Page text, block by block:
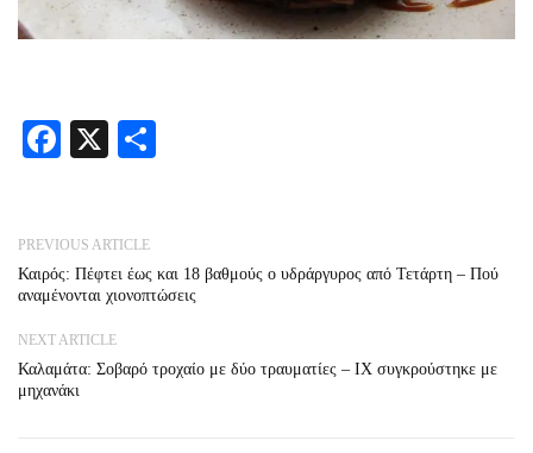
Facebook
X
PREVIOUS ARTICLE
Καιρός: Πέφτει έως και 18 βαθμούς ο υδράργυρος από Τετάρτη – Πού
αναμένονται χιονοπτώσεις
NEXT ARTICLE
Καλαμάτα: Σοβαρό τροχαίο με δύο τραυματίες – IX συγκρούστηκε με
μηχανάκι